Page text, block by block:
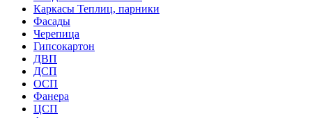
Каркасы Теплиц, парники
Фасады
Черепица
Гипсокартон
ДВП
ДСП
ОСП
Фанера
ЦСП